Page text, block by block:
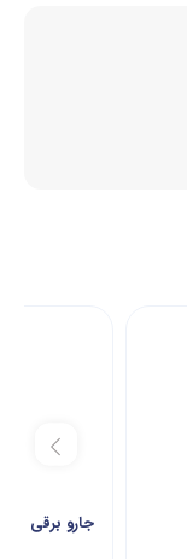
جارو برقی 2200وات نانیوا مدل 8450